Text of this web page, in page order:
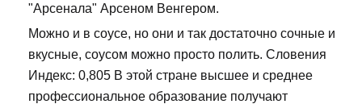
"Арсенала" Арсеном Венгером.
Можно и в соусе, но они и так достаточно сочные и
вкусные, соусом можно просто полить. Словения
Индекс: 0,805 В этой стране высшее и среднее
профессиональное образование получают